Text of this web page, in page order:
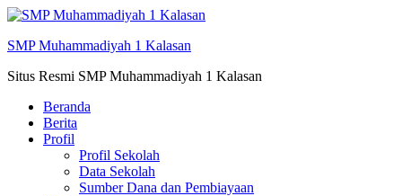
Skip
konten
SMP Muhammadiyah 1 Kalasan
Situs Resmi SMP Muhammadiyah 1 Kalasan
Beranda
Berita
Profil
Profil Sekolah
Data Sekolah
Sumber Dana dan Pembiayaan